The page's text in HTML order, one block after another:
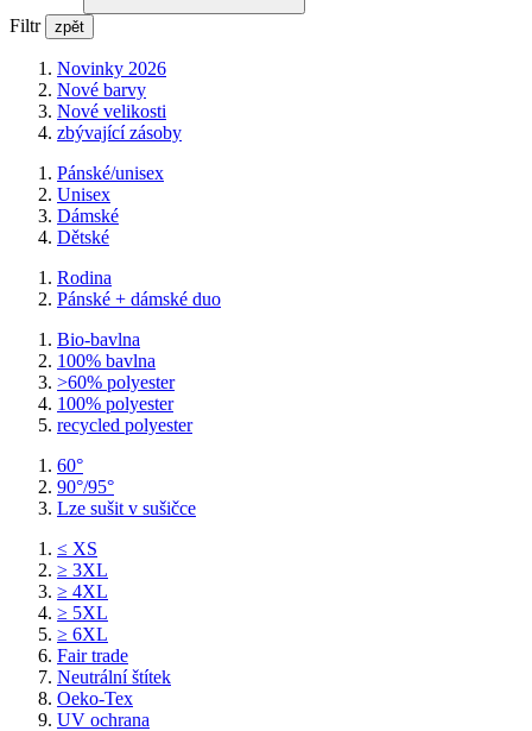
Filtr zpět
Novinky 2026
Nové barvy
Nové velikosti
zbývající zásoby
Pánské/unisex
Unisex
Dámské
Dětské
Rodina
Pánské + dámské duo
Bio-bavlna
100% bavlna
>60% polyester
100% polyester
recycled polyester
60°
90°/95°
Lze sušit v sušičce
≤ XS
≥ 3XL
≥ 4XL
≥ 5XL
≥ 6XL
Fair trade
Neutrální štítek
Oeko-Tex
UV ochrana